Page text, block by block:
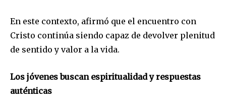
En este contexto, afirmó que el encuentro con
Cristo continúa siendo capaz de devolver plenitud
de sentido y valor a la vida.
Los jóvenes buscan espiritualidad y respuestas
auténticas